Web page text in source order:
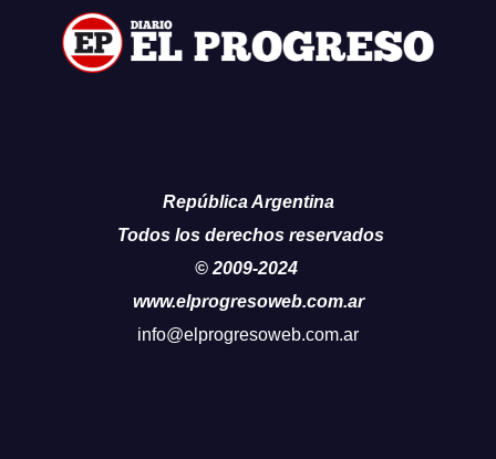
República Argentina
Todos los derechos reservados
© 2009-2024
www.elprogresoweb.com.ar
info@elprogresoweb.com.ar